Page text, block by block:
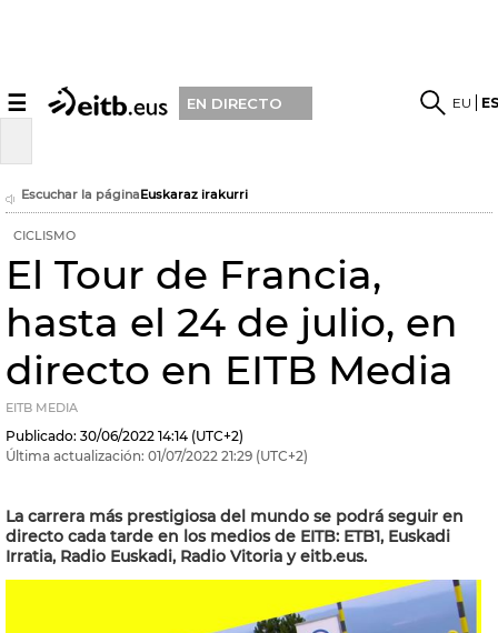
☰ EN DIRECTO EU
Escuchar la páginaEuskaraz irakurri
CICLISMO
El Tour de Francia,
hasta el 24 de julio, en
directo en EITB Media
EITB MEDIA
Publicado: 30/06/2022 14:14 (UTC+2)
Última actualización: 01/07/2022 21:29 (UTC+2)
La carrera más prestigiosa del mundo se podrá seguir en
directo cada tarde en los medios de EITB: ETB1, Euskadi
Irratia, Radio Euskadi, Radio Vitoria y eitb.eus.